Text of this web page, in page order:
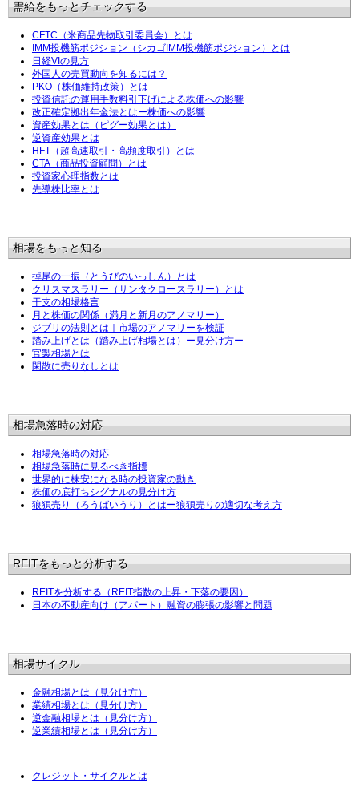
需給をもっとチェックする
CFTC（米商品先物取引委員会）とは
IMM投機筋ポジション（シカゴIMM投機筋ポジション）とは
日経VIの見方
外国人の売買動向を知るには？
PKO（株価維持政策）とは
投資信託の運用手数料引下げによる株価への影響
改正確定拠出年金法とはー株価への影響
資産効果とは（ピグー効果とは）
逆資産効果とは
HFT（超高速取引・高頻度取引）とは
CTA（商品投資顧問）とは
投資家心理指数とは
先導株比率とは
相場をもっと知る
掉尾の一振（とうびのいっしん）とは
クリスマスラリー（サンタクロースラリー）とは
干支の相場格言
月と株価の関係（満月と新月のアノマリー）
ジブリの法則とは｜市場のアノマリーを検証
踏み上げとは（踏み上げ相場とは）ー見分け方ー
官製相場とは
閑散に売りなしとは
相場急落時の対応
相場急落時の対応
相場急落時に見るべき指標
世界的に株安になる時の投資家の動き
株価の底打ちシグナルの見分け方
狼狽売り（ろうばいうり）とはー狼狽売りの適切な考え方
REITをもっと分析する
REITを分析する（REIT指数の上昇・下落の要因）
日本の不動産向け（アパート）融資の膨張の影響と問題
相場サイクル
金融相場とは（見分け方）
業績相場とは（見分け方）
逆金融相場とは（見分け方）
逆業績相場とは（見分け方）
クレジット・サイクルとは